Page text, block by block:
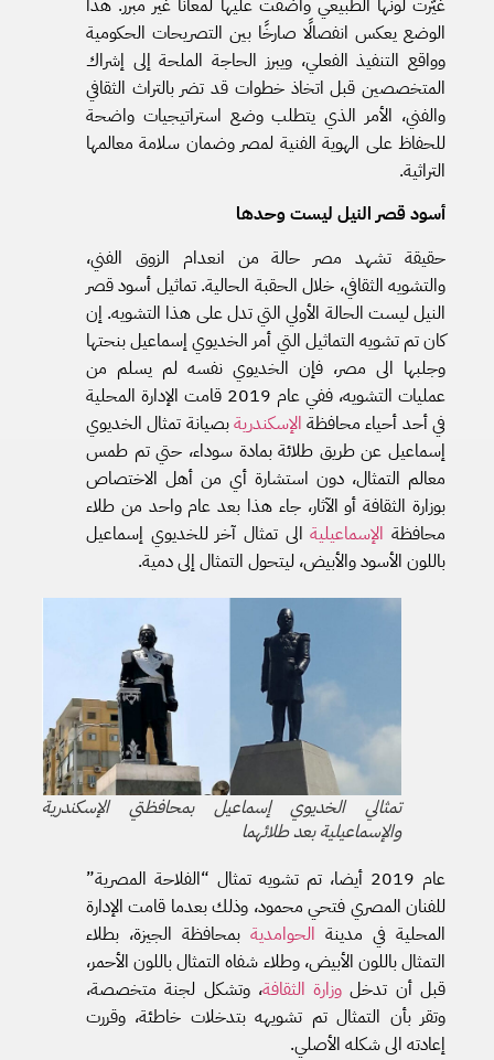
غيّرت لونها الطبيعي وأضفت عليها لمعانًا غير مبرر. هذا
الوضع يعكس انفصالًا صارخًا بين التصريحات الحكومية
وواقع التنفيذ الفعلي، ويبرز الحاجة الملحة إلى إشراك
المتخصصين قبل اتخاذ خطوات قد تضر بالتراث الثقافي
والفني، الأمر الذي يتطلب وضع استراتيجيات واضحة
للحفاظ على الهوية الفنية لمصر وضمان سلامة معالمها
التراثية.
أسود قصر النيل ليست وحدها
حقيقة تشهد مصر حالة من انعدام الزوق الفني،
والتشويه الثقافي، خلال الحقبة الحالية. تماثيل أسود قصر
النيل ليست الحالة الأولي التي تدل على هذا التشويه. إن
كان تم تشويه التماثيل التي أمر الخديوي إسماعيل بنحتها
وجلبها الى مصر، فإن الخديوي نفسه لم يسلم من
عمليات التشويه، ففي عام 2019 قامت الإدارة المحلية
في أحد أحياء محافظة الإسكندريةبصيانة تمثال الخديوي
إسماعيل عن طريق طلائة بمادة سوداء، حتي تم طمس
معالم التمثال، دون استشارة أي من أهل الاختصاص
بوزارة الثقافة أو الآثار، جاء هذا بعد عام واحد من طلاء
محافظة الإسماعيليةالى تمثال آخر للخديوي إسماعيل
باللون الأسود والأبيض، ليتحول التمثال إلى دمية.
تمثالي الخديوي إسماعيل بمحافظتي الإسكندرية
والإسماعيلية بعد طلائهما
عام 2019 أيضا، تم تشويه تمثال “الفلاحة المصرية”
للفنان المصري فتحي محمود، وذلك بعدما قامت الإدارة
المحلية في مدينة الحوامدية بمحافظة الجيزة، بطلاء
التمثال باللون الأبيض، وطلاء شفاه التمثال باللون الأحمر،
قبل أن تدخل وزارة الثقافة، وتشكل لجنة متخصصة،
وتقر بأن التمثال تم تشويهه بتدخلات خاطئة، وقررت
إعادته الى شكله الأصلي.